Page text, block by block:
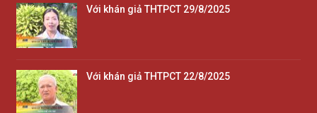
Với khán giả THTPCT 29/8/2025
Với khán giả THTPCT 22/8/2025